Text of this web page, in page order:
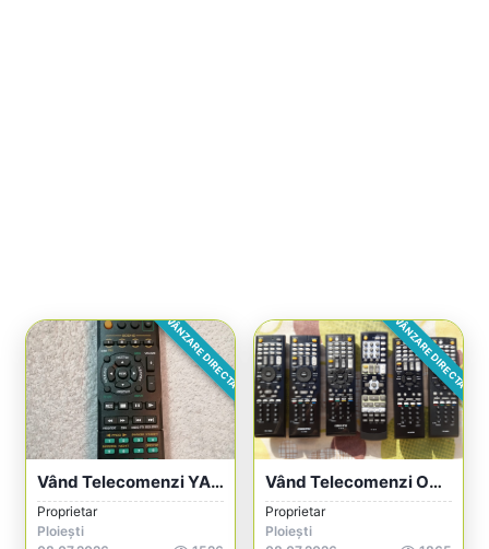
VÂNZARE DIRECTA
Vând Telecomenzi YAMAHA
Proprietar
Ploiești
VÂNZARE DIRECTA
Vând Telecomenzi ONKYO În Stare Ireproșa...
Proprietar
Ploiești